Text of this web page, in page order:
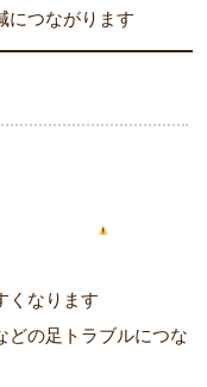
につながります
くなります
どの足トラブルにつな